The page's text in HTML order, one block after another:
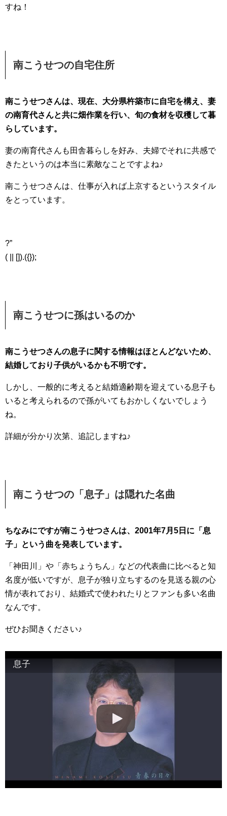
すね！
南こうせつの自宅住所
南こうせつさんは、現在、大分県杵築市に自宅を構え、妻
の南育代さんと共に畑作業を行い、旬の食材を収穫して暮
らしています。
妻の南育代さんも田舎暮らしを好み、夫婦でそれに共感で
きたというのは本当に素敵なことですよね♪
南こうせつさんは、仕事が入れば上京するというスタイル
をとっています。
?”
( || []).({});
南こうせつに孫はいるのか
南こうせつさんの息子に関する情報はほとんどないため、
結婚しており子供がいるかも不明です。
しかし、一般的に考えると結婚適齢期を迎えている息子も
いると考えられるので孫がいてもおかしくないでしょう
ね。
詳細が分かり次第、追記しますね♪
南こうせつの「息子」は隠れた名曲
ちなみにですが南こうせつさんは、2001年7月5日に「息
子」という曲を発表しています。
「神田川」や「赤ちょうちん」などの代表曲に比べると知
名度が低いですが、息子が独り立ちするのを見送る親の心
情が表れており、結婚式で使われたりとファンも多い名曲
なんです。
ぜひお聞きください♪
息子